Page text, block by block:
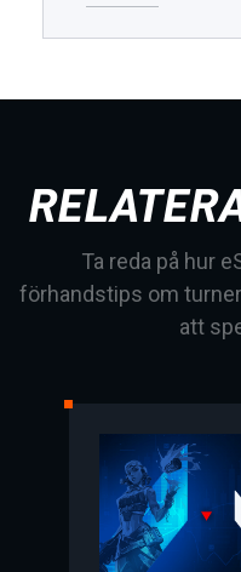
Ta reda på hur
förhandstips om
att